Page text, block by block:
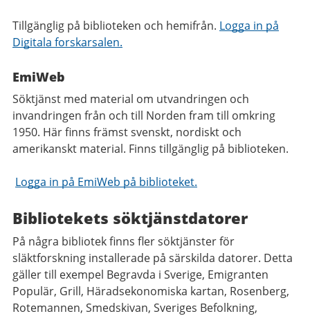
Tillgänglig på biblioteken och hemifrån. Logga in på
Digitala forskarsalen.
EmiWeb
Söktjänst med material om utvandringen och
invandringen från och till Norden fram till omkring
1950. Här finns främst svenskt, nordiskt och
amerikanskt material. Finns tillgänglig på biblioteken.
Logga in på EmiWeb på biblioteket.
Bibliotekets söktjänstdatorer
På några bibliotek finns fler söktjänster för
släktforskning installerade på särskilda datorer. Detta
gäller till exempel Begravda i Sverige, Emigranten
Populär, Grill, Häradsekonomiska kartan, Rosenberg,
Rotemannen, Smedskivan, Sveriges Befolkning,